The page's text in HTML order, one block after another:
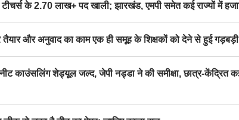
के 2.70 लाख+ पद खाली; झारखंड, एमपी समेत कई राज्यों में
और अनुवाद का काम एक ही समूह के शिक्षकों को देने से हुई
काउंसलिंग शेड्यूल जल्द, जेपी नड्डा ने की समीक्षा, छात्र-केंद्रित